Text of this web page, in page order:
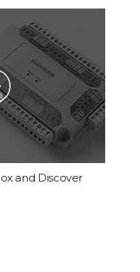
and Discover